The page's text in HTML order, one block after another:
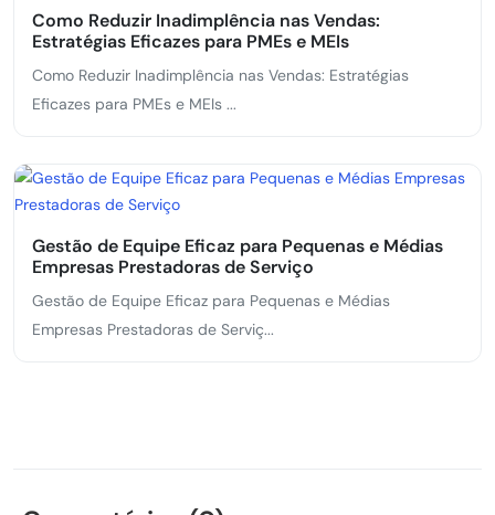
Como Reduzir Inadimplência nas Vendas:
Estratégias Eficazes para PMEs e MEIs
Como Reduzir Inadimplência nas Vendas: Estratégias
Eficazes para PMEs e MEIs ...
Gestão de Equipe Eficaz para Pequenas e Médias
Empresas Prestadoras de Serviço
Gestão de Equipe Eficaz para Pequenas e Médias
Empresas Prestadoras de Serviç...